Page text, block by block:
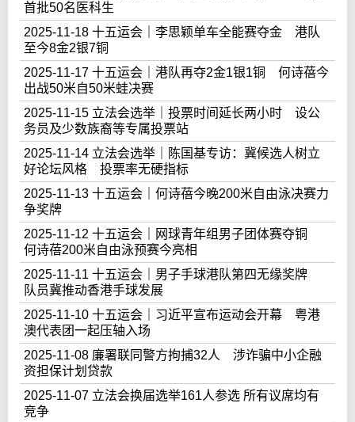
首批50名医科生
2025-11-18 十五运会｜李思颖单车全能赛夺金 港队
至今8金2银7铜
2025-11-17 十五运会｜港队再夺2金1银1铜 何诗蓓今
出战50米自50米蛙决赛
2025-11-15 立法会选举｜投票时间延长两小时 设公
务员及少数族裔等专属投票站
2025-11-14 立法会选举｜陈国基专访：冀候选人树立
好论坛风格 投票率无硬指标
2025-11-13 十五运会｜何诗蓓今晚200米自由泳决赛力
争奖牌
2025-11-12 十五运会｜网球青年组男子团体赛夺铜
何诗蓓200米自由泳预赛今亮相
2025-11-11 十五运会｜男子手球港队第四无缘奖牌
队员冀推动香港手球发展
2025-11-10 十五运会｜习近平宣布运动会开幕 粤港
澳代表团一起压轴入场
2025-11-08 廉署联同警方拘捕32人 涉诈骗中小企融
资担保计划贷款
2025-11-07 立法会换届选举161人参选 所有议席均有
竞争